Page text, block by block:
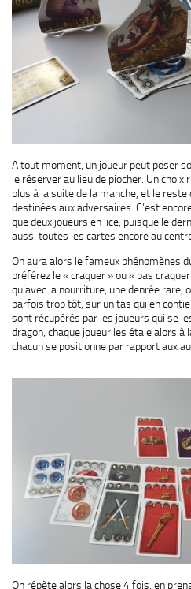
A tout moment, un joueur peut poser
le réserver au lieu de piocher. Un choix
plus à la suite de la manche, et le
destinées aux adversaires. C’est
que deux joueurs en lice, puisque le
aussi toutes les cartes encore au
On aura alors le fameux phénomènes
préférez le « craquer » ou « pas
qu’avec la nourriture, une denrée rare,
parfois trop tôt, sur un tas qui en
sont récupérés par les joueurs qui se
dragon, chaque joueur les étale alors à
chacun se positionne par rapport aux
On répète alors la chose 4 fois, en